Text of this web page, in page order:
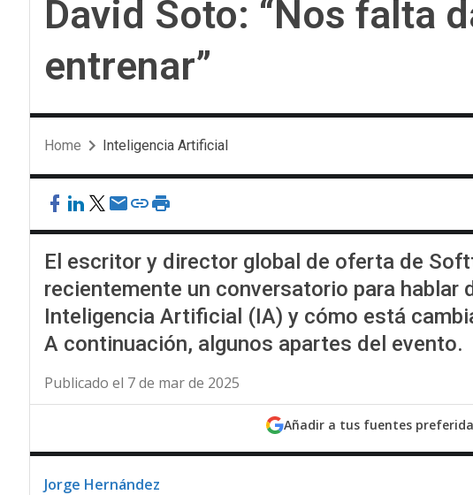
David Soto: “Nos falta
entrenar”
Home Inteligencia Artificial
El escritor y director global de oferta de
recientemente un conversatorio para hablar
Inteligencia Artificial (IA) y cómo está
A continuación, algunos apartes del evento.
Publicado el 7 de mar de 2025
Añadir a tus fuentes
Jorge Hernández